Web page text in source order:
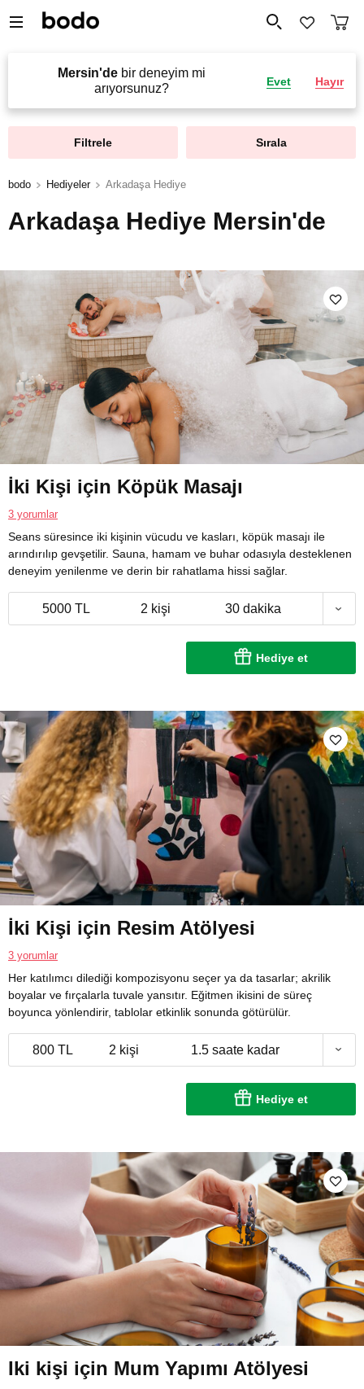
Mersin'debir deneyim mi
arıyorsunuz?
Evet Hayır
Filtrele Sırala
bodo Hediyeler Arkadaşa Hediye
Arkadaşa Hediye Mersin'de
İki Kişi için Köpük Masajı
3 yorumlar
Seans süresince iki kişinin vücudu ve kasları, köpük masajı ile
arındırılıp gevşetilir. Sauna, hamam ve buhar odasıyla desteklenen
deneyim yenilenme ve derin bir rahatlama hissi sağlar.
5000 TL 2 kişi 30 dakika
Hediye et
İki Kişi için Resim Atölyesi
3 yorumlar
Her katılımcı dilediği kompozisyonu seçer ya da tasarlar; akrilik
boyalar ve fırçalarla tuvale yansıtır. Eğitmen ikisini de süreç
boyunca yönlendirir, tablolar etkinlik sonunda götürülür.
800 TL 2 kişi 1.5 saate kadar
Hediye et
Iki kişi için Mum Yapımı Atölyesi